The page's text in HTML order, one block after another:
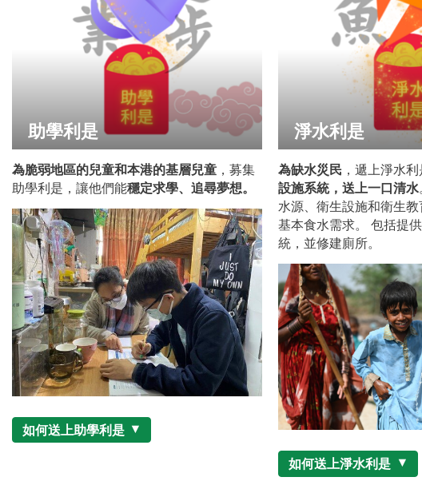
助學利是
為脆弱地區的兒童和本港的基層兒童 ，募集
助學利是，讓他們能穩定求學、追尋夢想。
如何送上助學利是
淨水利是
為缺水災民 ，遞上淨水
設施系統，送上一口清水
水源、衛生設施和衛生
基本食水需求。 包括提
統，並修建廁所。
如何送上淨水利是